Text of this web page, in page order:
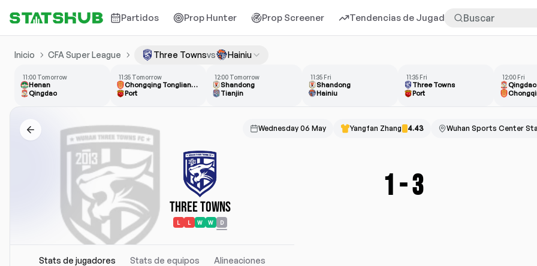
Partidos Prop Hunter Prop Screener Tendencias de Jugadores Más
Inicio CFA Super League Three Townsvs Hainiu
11:00 Tomorrow
Henan
Qingdao
11:35 Tomorrow
Chongqing Tonglianglong FC
Port
12:00 Tomorrow
Shandong
Tianjin
11:35 Fri
Shandong
Hainiu
11:35 Fri
Three Towns
Port
12:00 Fri
Qingdao
Wednesday 06 May Yangfan Zhang 4.43 Wuhan Sports Center
Three Towns
L L W W D
1-3
Stats de jugadores Stats de equipos Alineaciones